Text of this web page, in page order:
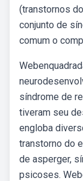
(transtornos
conjunto de
comum o
síndrome de
tiveram seu
engloba
transtorno do
de asperger,
psicoses.